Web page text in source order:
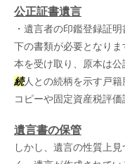
公正証書遺言
・遺言者の印鑑登録証
下の書類が必要となり
本を受け取り、原本は
続人との続柄を示す戸籍
コピーや固定資産税評
遺言書の保管
しかし、遺言の性質上